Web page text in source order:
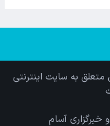
به سایت اینترنتی
آسام